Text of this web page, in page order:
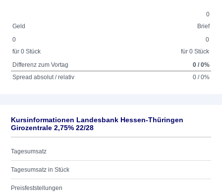
0
Geld
Brief
0
für 0 Stück
0
für 0 Stück
Differenz zum Vortag
0 / 0%
Spread absolut / relativ
0 / 0%
Kursinformationen Landesbank Hessen-Thüringen
Girozentrale 2,75% 22/28
Tagesumsatz
Tagesumsatz in Stück
Preisfeststellungen